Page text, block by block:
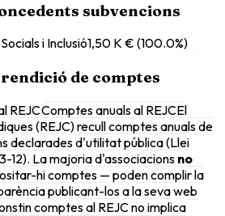
subvencions
i Inclusió1,50 K € (100.0%)
de comptes
REJCComptes anuals al REJCEl
(REJC) recull comptes anuals de
declarades d'utilitat pública (Llei
12). La majoria d'associacions no
hi comptes — poden complir la
publicant-los a la seva web
comptes al REJC no implica